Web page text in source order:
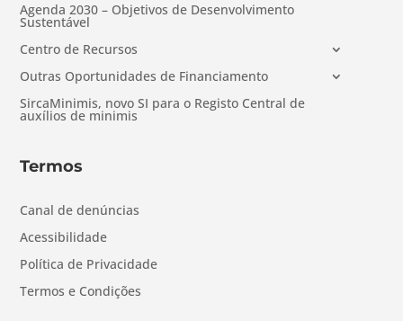
Agenda 2030 – Objetivos de Desenvolvimento
Sustentável
Centro de Recursos
Outras Oportunidades de Financiamento
SircaMinimis, novo SI para o Registo Central de
auxílios de minimis
Termos
Canal de denúncias
Acessibilidade
Política de Privacidade
Termos e Condições